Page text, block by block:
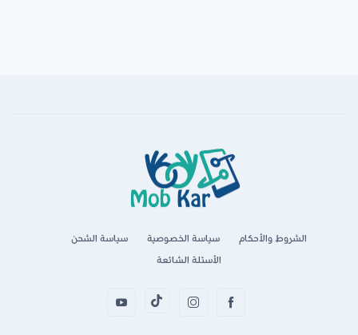
الشروط والأحكام سياسة الخصوصية
سياسة الشحن
الأسئلة الشائعة